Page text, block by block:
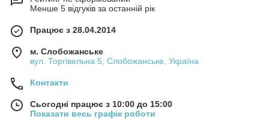
Менше 5 відгуків за останній рік
Працює з 28.04.2014
м. Слобожанське
вул. Торгівельна 5, Слобожанське, Україна
Контакти
Сьогодні працює з 10:00 до 15:00
Показати весь графік роботи